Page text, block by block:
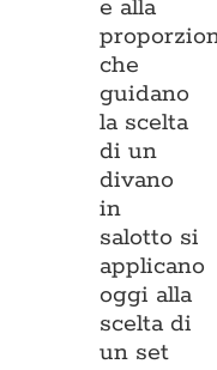
e alla
che
guidano
la scelta
di un
divano
in
salotto si
applicano
oggi alla
scelta di
un set